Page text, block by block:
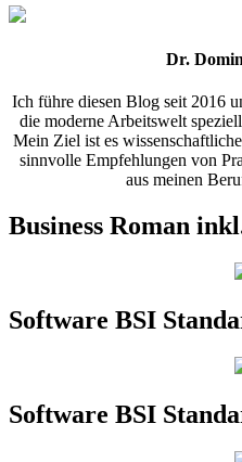
Dr.
Ich führe diesen Blog seit 2016
die moderne Arbeitswelt
Mein Ziel ist es
sinnvolle Empfehlungen von
aus meinen
Business Roman
Software BSI
Software BSI